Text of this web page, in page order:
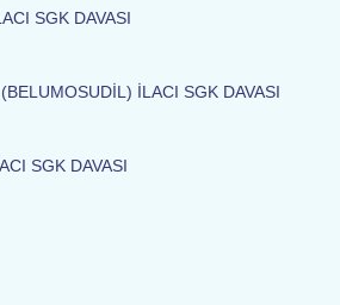
SGK DAVASI
İLACI SGK DAVASI
SGK DAVASI